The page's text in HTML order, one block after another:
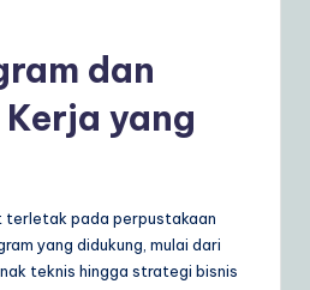
dan
yang
pada perpustakaan
yang didukung, mulai dari
teknis hingga strategi bisnis